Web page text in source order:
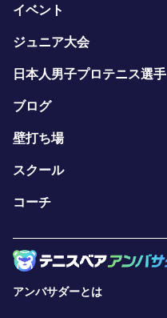
イベント
ジュニア大会
日本人男子プロテニス選手
ブログ
壁打ち場
スクール
コーチ
アンバサダーとは